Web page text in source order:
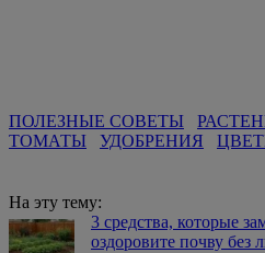
ПОЛЕЗНЫЕ СОВЕТЫ
ТОМАТЫ
УДОБРЕНИЯ
На эту тему:
3 средства, которые
оздоровите почву без